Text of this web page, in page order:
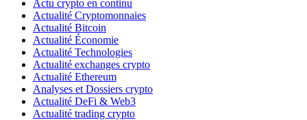
Actu crypto en continu
Actualité Cryptomonnaies
Actualité Bitcoin
Actualité Économie
Actualité Technologies
Actualité exchanges crypto
Actualité Ethereum
Analyses et Dossiers crypto
Actualité DeFi & Web3
Actualité trading crypto